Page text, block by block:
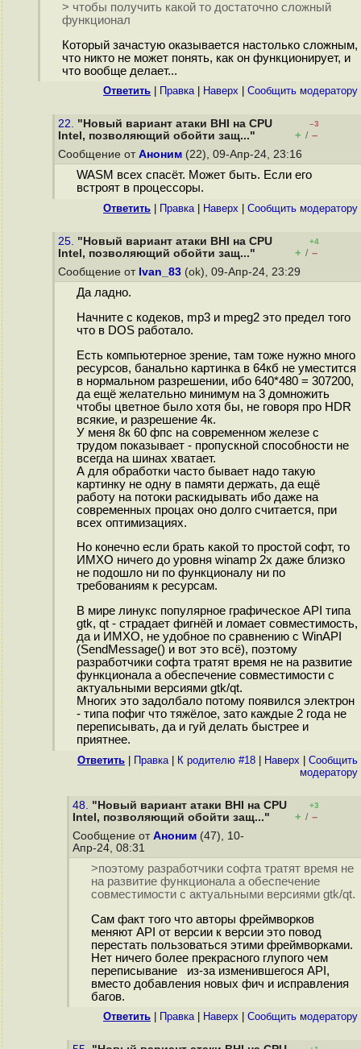
> чтобы получить какой то достаточно сложный
функционал
Который зачастую оказывается настолько сложным,
что никто не может понять, как он функционирует, и
что вообще делает...
Ответить Правка| Наверх Cообщить модератору
22. "Новый вариант атаки BHI на CPU
Intel, позволяющий обойти защ..."
–3
+ / –
Сообщение от Аноним (22), 09-Апр-24, 23:16
WASM всех спасёт. Может быть. Если его
встроят в процессоры.
Ответить Правка| Наверх Cообщить модератору
25. "Новый вариант атаки BHI на CPU
Intel, позволяющий обойти защ..."
+4
+ / –
Сообщение от Ivan_83 (ok), 09-Апр-24, 23:29
Да ладно.
Начните с кодеков, mp3 и mpeg2 это предел того
что в DOS работало.
Есть компьютерное зрение, там тоже нужно много
ресурсов, банально картинка в 64кб не уместится
в нормальном разрешении, ибо 640*480 = 307200,
да ещё желательно минимум на 3 домножить
чтобы цветное было хотя бы, не говоря про HDR
всякие, и разрешение 4к.
У меня 8к 60 фпс на современном железе с
трудом показывает - пропускной способности не
всегда на шинах хватает.
А для обработки часто бывает надо такую
картинку не одну в памяти держать, да ещё
работу на потоки раскидывать ибо даже на
современных процах оно долго считается, при
всех оптимизациях.
Но конечно если брать какой то простой софт, то
ИМХО ничего до уровня winamp 2x даже близко
не подошло ни по функционалу ни по
требованиям к ресурсам.
В мире линукс популярное графическое API типа
gtk, qt - страдает фигнёй и ломает совместимость,
да и ИМХО, не удобное по сравнению с WinAPI
(SendMessage() и вот это всё), поэтому
разработчики софта тратят время не на развитие
функционала а обеспечение совместимости с
актуальными версиями gtk/qt.
Многих это задолбало потому появился электрон
- типа пофиг что тяжёлое, зато каждые 2 года не
переписывать, да и гуй делать быстрее и
приятнее.
Ответить Правка| К родителю #18 Наверх
Cообщить
модератору
48. "Новый вариант атаки BHI на CPU
Intel, позволяющий обойти защ..."
+3
+ / –
Сообщение от Аноним (47), 10-
Апр-24, 08:31
>поэтому разработчики софта тратят время не
на развитие функционала а обеспечение
совместимости с актуальными версиями gtk/qt.
Сам факт того что авторы фреймворков
меняют API от версии к версии это повод
перестать пользоваться этими фреймворками.
Нет ничего более прекрасного глупого чем
переписывание из-за изменившегося API,
вместо добавления новых фич и исправления
багов.
Ответить Правка| Наверх Cообщить модератору